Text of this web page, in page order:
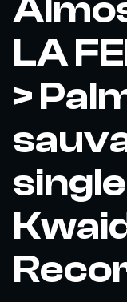
LA
>
single